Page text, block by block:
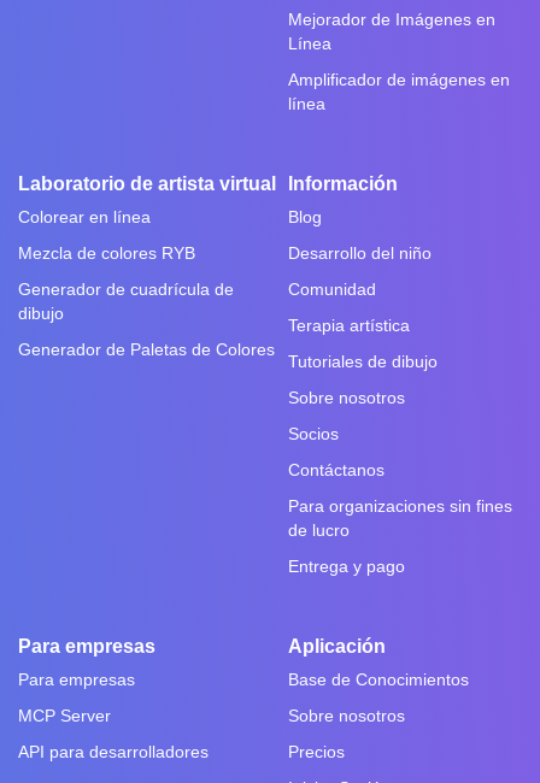
Mejorador de Imágenes en
Línea
Amplificador de imágenes en
línea
Laboratorio de artista virtual
Colorear en línea
Mezcla de colores RYB
Generador de cuadrícula de
dibujo
Generador de Paletas de Colores
Información
Blog
Desarrollo del niño
Comunidad
Terapia artística
Tutoriales de dibujo
Sobre nosotros
Socios
Contáctanos
Para organizaciones sin fines
de lucro
Entrega y pago
Para empresas
Para empresas
MCP Server
API para desarrolladores
Aplicación
Base de Conocimientos
Sobre nosotros
Precios